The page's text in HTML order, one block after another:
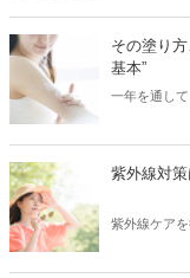
の位置が下
介します。
その塗り
基本”
一年を通し
け止めを正
そこで今回
紫外線対
紫外線ケア